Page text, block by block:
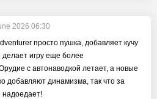
2026 06:30
просто пушка, добавляет кучу
игру еще более
с автонаводкой летает, а новые
добавляют динамизма, так что за
надоедает!